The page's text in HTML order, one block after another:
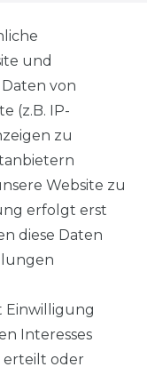
und
von
(z.B. IP-
zu
Website zu
erfolgt erst
diese Daten
Einwilligung
Interesses
erteilt oder